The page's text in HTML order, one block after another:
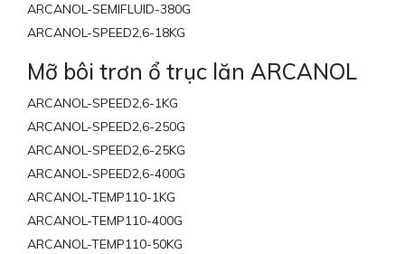
ARCANOL-SEMIFLUID-380G
ARCANOL-SPEED2,6-18KG
Mỡ bôi trơn ổ trục lăn ARCANOL
ARCANOL-SPEED2,6-1KG
ARCANOL-SPEED2,6-250G
ARCANOL-SPEED2,6-25KG
ARCANOL-SPEED2,6-400G
ARCANOL-TEMP110-1KG
ARCANOL-TEMP110-400G
ARCANOL-TEMP110-50KG